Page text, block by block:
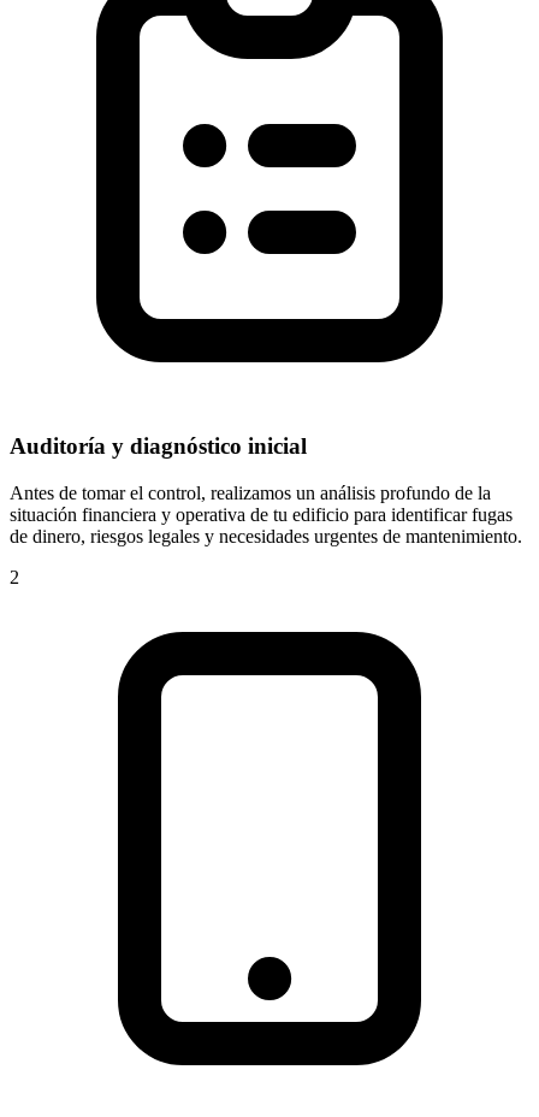
Auditoría y diagnóstico inicial
Antes de tomar el control, realizamos un análisis profundo de la
situación financiera y operativa de tu edificio para identificar fugas
de dinero, riesgos legales y necesidades urgentes de mantenimiento.
2